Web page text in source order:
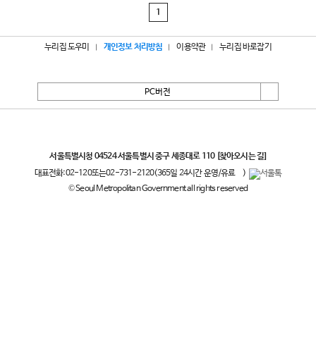
1
누리집 도우미 개인정보 처리방침 이용약관 누리집 바로잡기
PC버전
서울특별시청 04524 서울특별시 중구 세종대로 110 [찾아오시는 길]
대표전화:02-120또는02-731-2120(365일 24시간 운영/유료
)
© Seoul Metropolitan Government all rights reserved